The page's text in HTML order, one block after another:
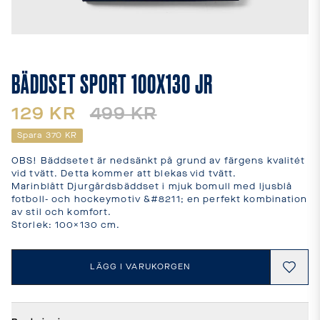
leveranstider
LEVERANS
Laddar...
BÄDDSET SPORT 100X130 JR
129 KR 499 KR
Spara 370 KR
OBS! Bäddsetet är nedsänkt på grund av färgens kvalitét
vid tvätt. Detta kommer att blekas vid tvätt.
Marinblått Djurgårdsbäddset i mjuk bomull med ljusblå
fotboll- och hockeymotiv &#8211; en perfekt kombination
av stil och komfort.
Storlek: 100×130 cm.
LÄGG I VARUKORGEN